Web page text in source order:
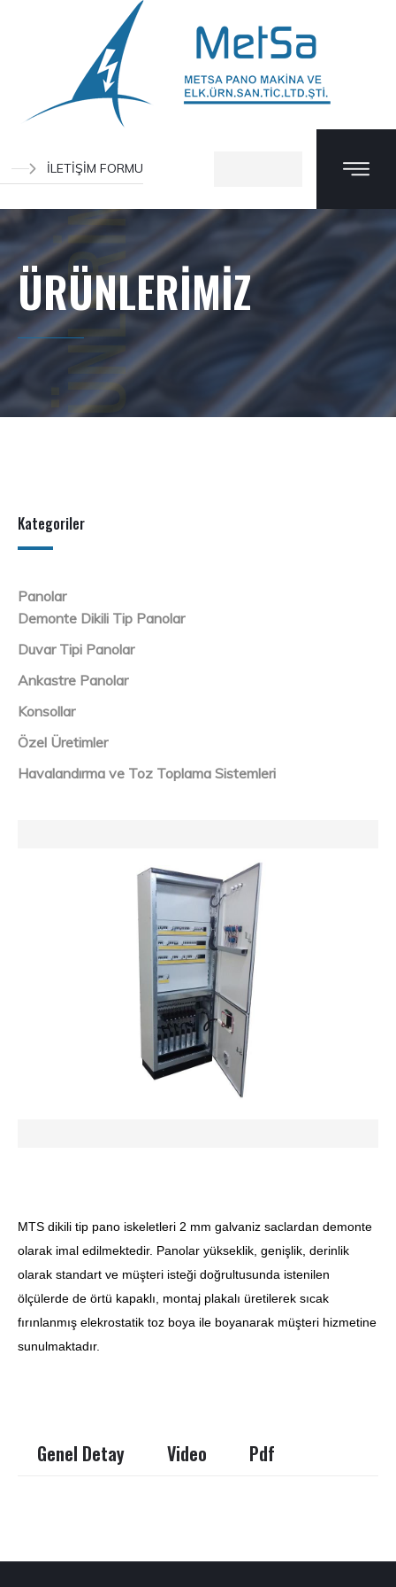
İLETİŞİM FORMU
ÜRÜNLERİMİZ
ÜRÜNLERİMİZ
Kategoriler
Panolar
Demonte Dikili Tip Panolar
Duvar Tipi Panolar
Ankastre Panolar
Konsollar
Özel Üretimler
Havalandırma ve Toz Toplama Sistemleri
MTS dikili tip pano iskeletleri 2 mm galvaniz saclardan demonte
olarak imal edilmektedir. Panolar yükseklik, genişlik, derinlik
olarak standart ve müşteri isteği doğrultusunda istenilen
ölçülerde de örtü kapaklı, montaj plakalı üretilerek sıcak
fırınlanmış elekrostatik toz boya ile boyanarak müşteri hizmetine
sunulmaktadır.
Genel Detay Video Pdf